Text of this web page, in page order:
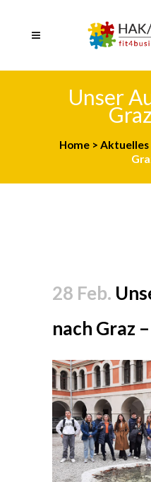
Unser
Home > Aktuelles
28 Feb.
nach Graz